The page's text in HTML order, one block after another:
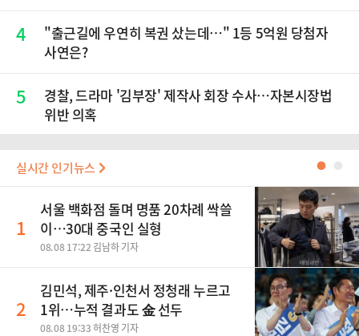
4
"출근길에 우연히 복권 샀는데…" 1등 5억원 당첨자
사연은?
5
경찰, 드라마 '김부장' 제작사 회장 수사…자본시장법
위반 의혹
실시간 인기뉴스 ●
1
서울 백화점 돌며 명품 20차례 싹쓸
이…30대 중국인 실형
08.08 17:22 김남하 기자
2
김민석, 제주·인천서 정청래 누르고
1위…누적 결과도 金 선두
08.08 19:33 허찬영 기자